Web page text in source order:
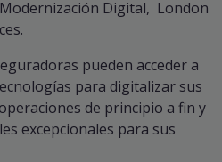
Digital, London
pueden acceder a
para digitalizar sus
de principio a fin y
excepcionales para sus